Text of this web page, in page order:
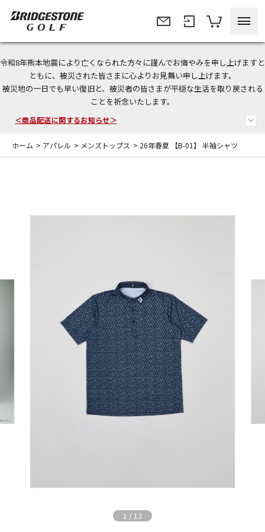
令和8年熊本地震により亡くなられた方々に謹んでお悔やみを申し上げますと
ともに、被災された皆さまに心よりお見舞い申し上げます。
被災地の一日でも早い復旧と、被災者の皆さまが平穏な生活を取り戻される
ことを祈念いたします。
今なら新規会員登録で1,000円OFFクーポンプレゼント！
＜商品配送に関するお知らせ＞
＜夏季休暇中のご注文・発送・お問い合わせ＞
ホーム > アパレル > メンズトップス > 26年春夏 【B-01】 半袖シャツ
1 / 13